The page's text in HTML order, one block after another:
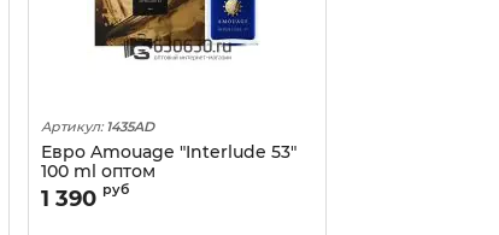
Артикул: 1435AD
Евро Amouage "Interlude 53"
100 ml оптом
1 390 руб